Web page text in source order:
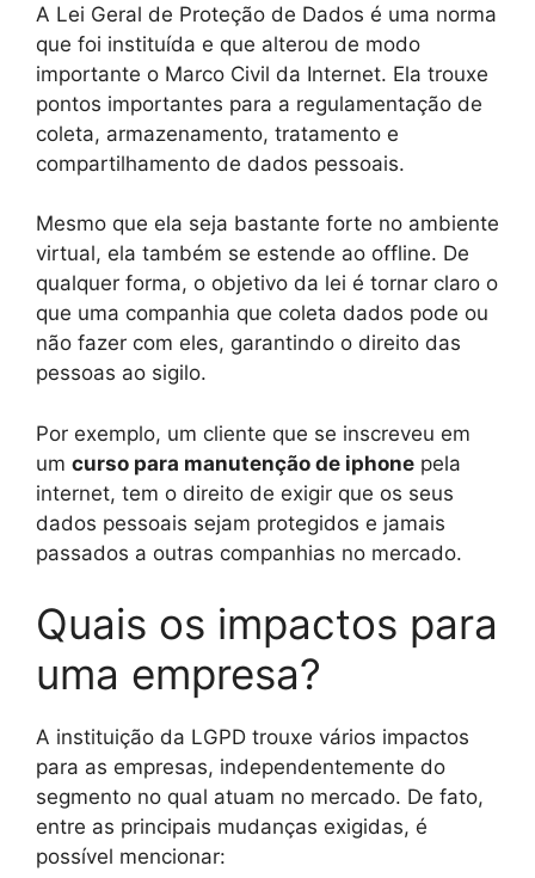
A Lei Geral de Proteção de Dados é uma norma
que foi instituída e que alterou de modo
importante o Marco Civil da Internet. Ela trouxe
pontos importantes para a regulamentação de
coleta, armazenamento, tratamento e
compartilhamento de dados pessoais.
Mesmo que ela seja bastante forte no ambiente
virtual, ela também se estende ao offline. De
qualquer forma, o objetivo da lei é tornar claro o
que uma companhia que coleta dados pode ou
não fazer com eles, garantindo o direito das
pessoas ao sigilo.
Por exemplo, um cliente que se inscreveu em
um curso para manutenção de iphone pela
internet, tem o direito de exigir que os seus
dados pessoais sejam protegidos e jamais
passados a outras companhias no mercado.
Quais os impactos para
uma empresa?
A instituição da LGPD trouxe vários impactos
para as empresas, independentemente do
segmento no qual atuam no mercado. De fato,
entre as principais mudanças exigidas, é
possível mencionar: